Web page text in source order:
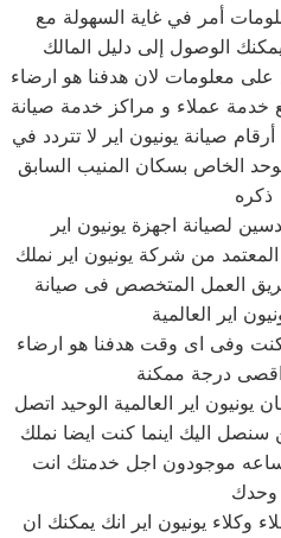
أمر في غاية السهولة مع
يمكنك الوصول إلى دليل المالك
معلومات لان هدفنا هو ارضاء
خدمة عملاء و مراكز خدمة صيانة
صيانة يونيون اير لا تتردد في
الخاص بسكان المنيب السابق
ذكره
لصيانة اجهزة يونيون اير
من شركة يونيون اير نملك
العمل المتخصص فى صيانة
اير العالمية
كنت وفى اى وقت هدفنا هو ارضاء
اقصى درجة ممكنة
يونيون اير العالمية الوحيد اتصل
اليك اينما كنت ايضا نملك
موجودون اجل خدمتك انت
وحدك
وكلاء يونيون اير انك يمكنك ان